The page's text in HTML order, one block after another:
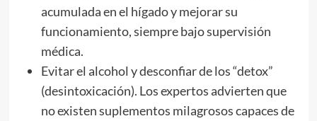
acumulada en el hígado y mejorar su
funcionamiento, siempre bajo supervisión
médica.
Evitar el alcohol y desconfiar de los “detox”
(desintoxicación). Los expertos advierten que
no existen suplementos milagrosos capaces de